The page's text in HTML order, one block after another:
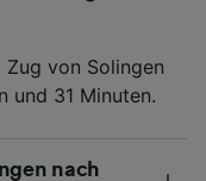
von Solingen
und 31 Minuten.
nach